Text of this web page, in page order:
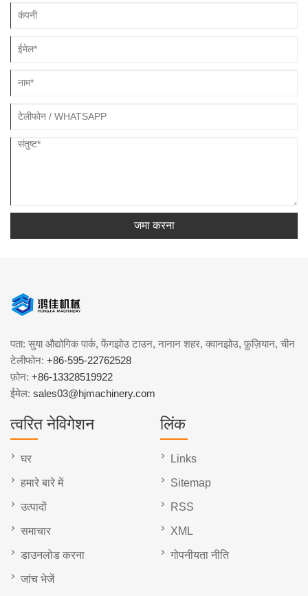
जमा करना
पता: सुया औद्योगिक पार्क, फेंगझोउ टाउन, नानान शहर, क्वानझोउ, फ़ुज़ियान, चीन
टेलीफोन: +86-595-22762528
फ़ोन: +86-13328519922
ईमेल: sales03@hjmachinery.com
त्वरित नेविगेशन
घर
हमारे बारे में
उत्पादों
समाचार
डाउनलोड करना
जांच भेजें
लिंक
Links
Sitemap
RSS
XML
गोपनीयता नीति